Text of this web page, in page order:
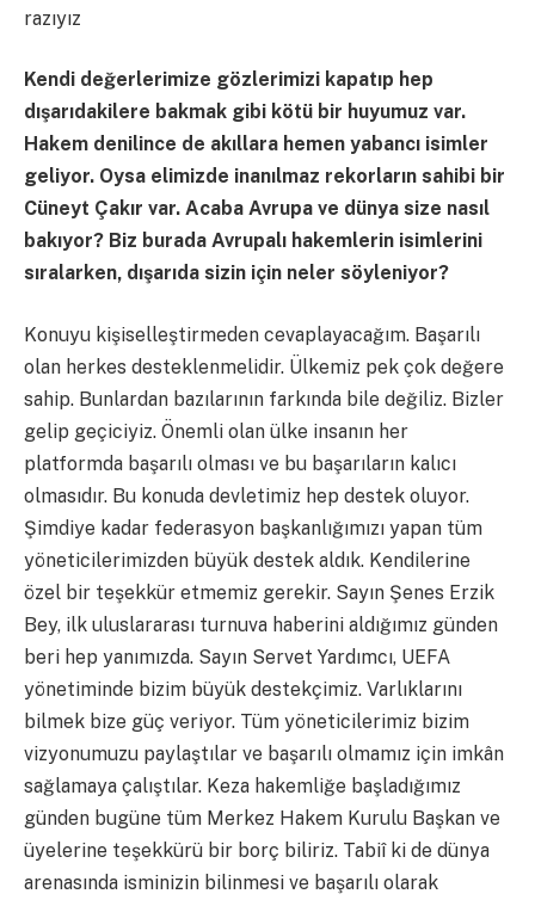
razıyız
Kendi değerlerimize gözlerimizi kapatıp hep
dışarıdakilere bakmak gibi kötü bir huyumuz var.
Hakem denilince de akıllara hemen yabancı isimler
geliyor. Oysa elimizde inanılmaz rekorların sahibi bir
Cüneyt Çakır var. Acaba Avrupa ve dünya size nasıl
bakıyor? Biz burada Avrupalı hakemlerin isimlerini
sıralarken, dışarıda sizin için neler söyleniyor?
Konuyu kişiselleştirmeden cevaplayacağım. Başarılı
olan herkes desteklenmelidir. Ülkemiz pek çok değere
sahip. Bunlardan bazılarının farkında bile değiliz. Bizler
gelip geçiciyiz. Önemli olan ülke insanın her
platformda başarılı olması ve bu başarıların kalıcı
olmasıdır. Bu konuda devletimiz hep destek oluyor.
Şimdiye kadar federasyon başkanlığımızı yapan tüm
yöneticilerimizden büyük destek aldık. Kendilerine
özel bir teşekkür etmemiz gerekir. Sayın Şenes Erzik
Bey, ilk uluslararası turnuva haberini aldığımız günden
beri hep yanımızda. Sayın Servet Yardımcı, UEFA
yönetiminde bizim büyük destekçimiz. Varlıklarını
bilmek bize güç veriyor. Tüm yöneticilerimiz bizim
vizyonumuzu paylaştılar ve başarılı olmamız için imkân
sağlamaya çalıştılar. Keza hakemliğe başladığımız
günden bugüne tüm Merkez Hakem Kurulu Başkan ve
üyelerine teşekkürü bir borç biliriz. Tabiî ki de dünya
arenasında isminizin bilinmesi ve başarılı olarak